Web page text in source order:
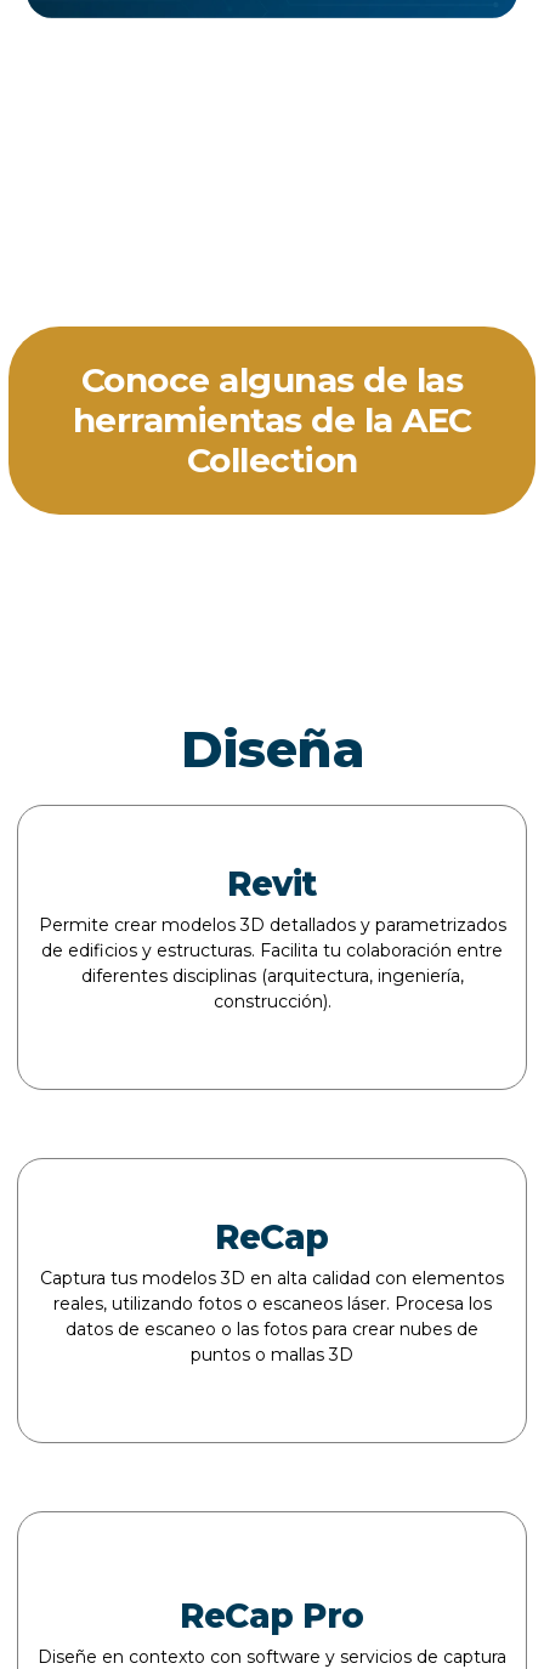
Conoce algunas de las
herramientas de la AEC
Collection
Diseña
Revit
Permite crear modelos 3D detallados y parametrizados
de edificios y estructuras. Facilita tu colaboración entre
diferentes disciplinas (arquitectura, ingeniería,
construcción).
ReCap
Captura tus modelos 3D en alta calidad con elementos
reales, utilizando fotos o escaneos láser. Procesa los
datos de escaneo o las fotos para crear nubes de
puntos o mallas 3D
ReCap Pro
Diseñe en contexto con software y servicios de captura